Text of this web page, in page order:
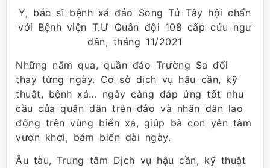
Y, bác sĩ bệnh xá đảo Song Tử Tây hội chẩn
với Bệnh viện T.Ư Quân đội 108 cấp cứu ngư
dân, tháng 11/2021
Những năm qua, quần đảo Trường Sa đổi
thay từng ngày. Cơ sở dịch vụ hậu cần, kỹ
thuật, bệnh xá… ngày càng đáp ứng tốt nhu
cầu của quân dân trên đảo và nhân dân lao
động trên vùng biển xa, giúp bà con yên tâm
vươn khơi, bám biển dài ngày.
Âu tàu, Trung tâm Dịch vụ hậu cần, kỹ thuật